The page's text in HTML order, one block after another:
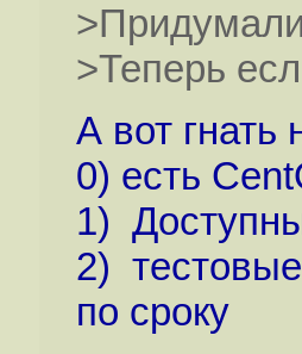
>Теперь
А вот гнать
0) есть
1)
2)
по сроку